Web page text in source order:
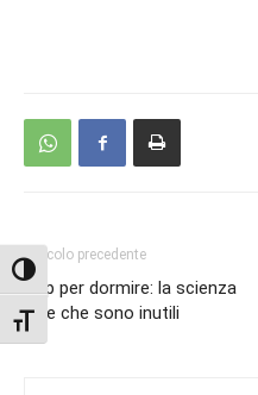
Attiva/disattiva alto contrasto
Attiva/disattiva dimensione testo
Articolo precedente
App per dormire: la scienza
dice che sono inutili